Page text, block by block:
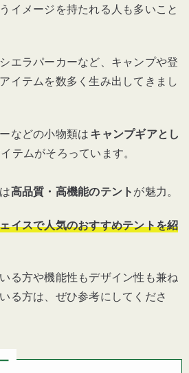
イメージを持たれる人も多いこと
エラパーカーなど、キャンプや登
イテムを数多く生み出してきまし
などの小物類はキャンプギアとし
テムがそろっています。
高品質・高機能のテントが魅力。
イスで人気のおすすめテントを紹
る方や機能性もデザイン性も兼ね
る方は、ぜひ参考にしてくださ